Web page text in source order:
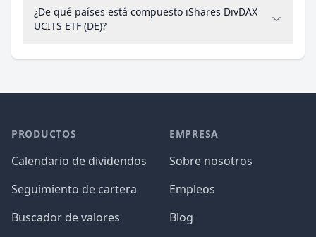
¿De qué países está compuesto iShares DivDAX
UCITS ETF (DE)?
PRODUCTOS
Calendario de dividendos
Seguimiento de cartera
Buscador de valores
EMPRESA
Sobre nosotros
Empleos
Blog